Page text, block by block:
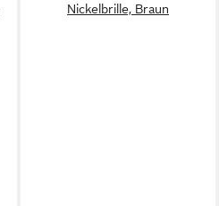
Nickelbrille, Braun